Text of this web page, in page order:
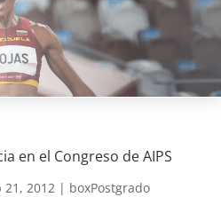
en el Congreso de AIPS
21, 2012| boxPostgrado